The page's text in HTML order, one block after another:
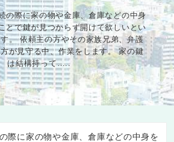
の際に家の物や金庫、倉庫などの中身
とで鍵が見つからず開けて欲しいとい
。 依頼主の方やその家族兄弟、弁護
が見守る中、作業をします。 家の鍵
は結構持って…..
際に家の物や金庫、倉庫などの中身を